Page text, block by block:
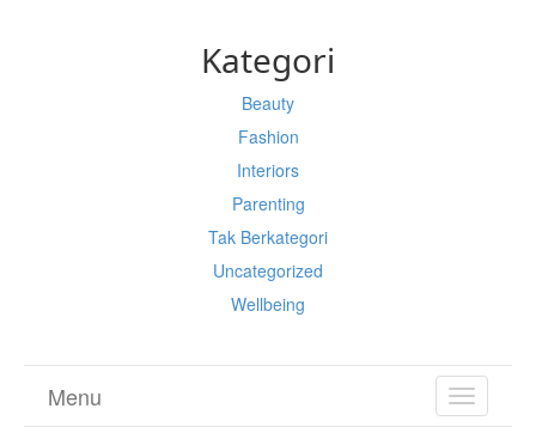
Kategori
Beauty
Fashion
Interiors
Parenting
Tak Berkategori
Uncategorized
Wellbeing
TOGGLE
Menu